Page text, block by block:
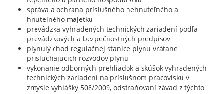
správa a ochrana príslušného nehnuteľného a
hnuteľného majetku
prevádzka vyhradených technických zariadení podľa
prevádzkových a bezpečnostných predpisov
plynulý chod regulačnej stanice plynu vrátane
prislúchajúcich rozvodov plynu
vykonanie odborných prehliadok a skúšok vyhradených
technických zariadení na príslušnom pracovisku v
zmysle vyhlášky 508/2009, odstraňovaní závad z týchto